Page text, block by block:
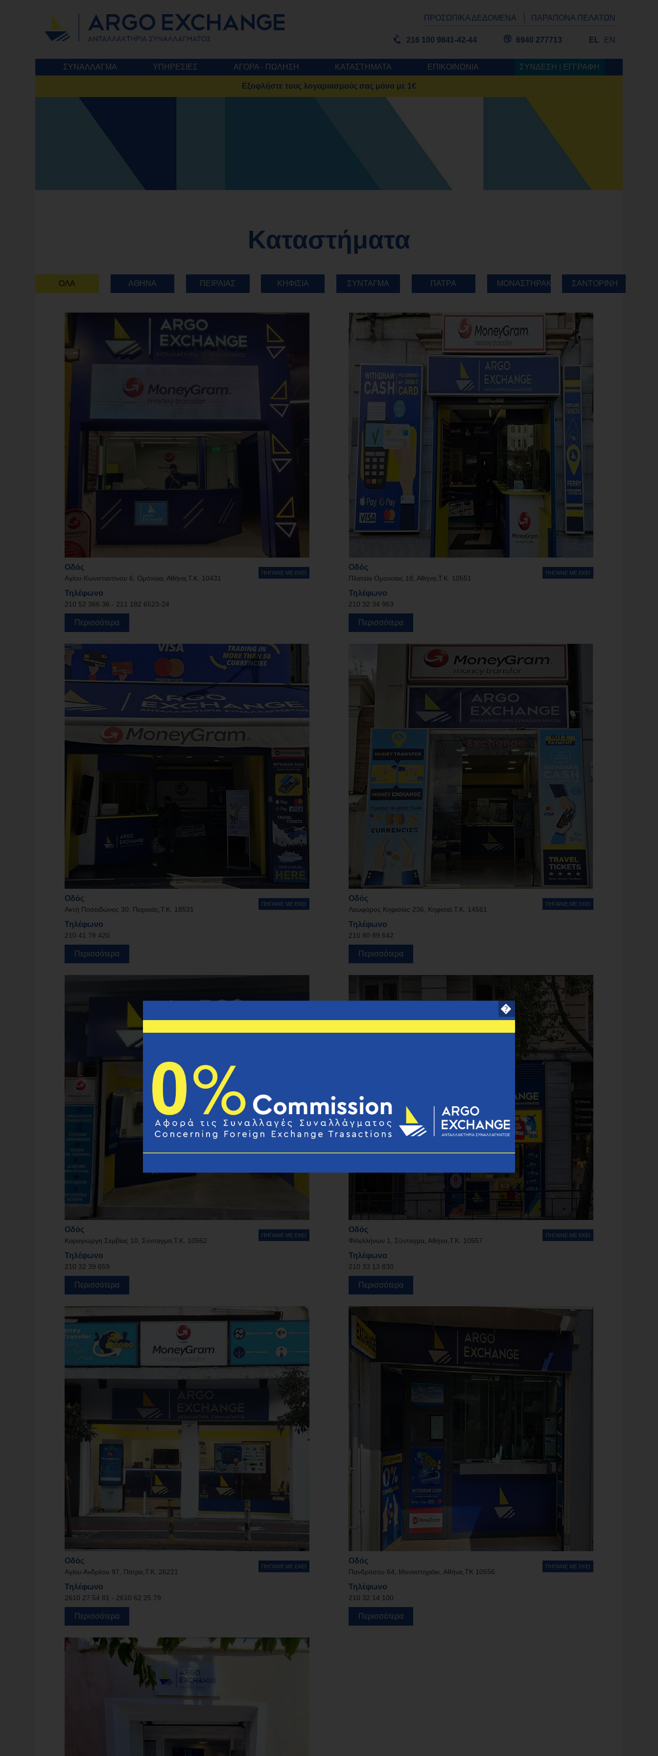
ΠΡΟΣΩΠΙΚΑ ΔΕΔΟΜΕΝΑ ΠΑΡΑΠΟΝΑ ΠΕΛΑΤΩΝ
216 100 9841-42-44 6940 277713 EL EN
ΣΥΝΑΛΛΑΓΜΑ ΥΠΗΡΕΣΙΕΣ ΑΓΟΡΑ - ΠΩΛΗΣΗ ΚΑΤΑΣΤΗΜΑΤΑ ΕΠΙΚΟΙΝΩΝΙΑ ΣΥΝΔΕΣΗ | ΕΓΓΡΑΦΗ
Εξοφλήστε τους λογαριασμούς σας μόνο με 1€
Καταστήματα
ΟΛΑ ΑΘΗΝΑ ΠΕΙΡΑΙΑΣ ΚΗΦΙΣΙΑ ΣΥΝΤΑΓΜΑ ΠΑΤΡΑ ΜΟΝΑΣΤΗΡΑΚΙ ΣΑΝΤΟΡΙΝΗ
Οδός
Αγίου Κωνσταντίνου 6, Ομόνοια, Αθήνα,Τ.Κ. 10431
ΠΗΓΑΙΝΕ ΜΕ ΕΚΕΙ
Τηλέφωνο
210 52 366 36 - 211 182 6523-24
Περισσότερα
Οδός
Πλατεία Ομονοίας 18, Αθήνα,Τ.Κ. 10551
ΠΗΓΑΙΝΕ ΜΕ ΕΚΕΙ
Τηλέφωνο
210 32 34 963
Περισσότερα
Οδός
Ακτή Ποσειδώνος 30, Πειραιάς,Τ.Κ. 18531
ΠΗΓΑΙΝΕ ΜΕ ΕΚΕΙ
Τηλέφωνο
210 41 78 420
Περισσότερα
Οδός
Λεωφόρος Κηφισίας 236, Κηφισιά,Τ.Κ. 14561
ΠΗΓΑΙΝΕ ΜΕ ΕΚΕΙ
Τηλέφωνο
210 80 89 642
Περισσότερα
Οδός
Καραγιώργη Σερβίας 10, Σύνταγμα,Τ.Κ. 10562
ΠΗΓΑΙΝΕ ΜΕ ΕΚΕΙ
Τηλέφωνο
210 32 39 659
Περισσότερα
Οδός
Φιλελλήνων 1, Σύνταγμα, Αθήνα,Τ.Κ. 10557
ΠΗΓΑΙΝΕ ΜΕ ΕΚΕΙ
Τηλέφωνο
210 33 13 830
Περισσότερα
Οδός
Αγίου Ανδρέου 97, Πάτρα,Τ.Κ. 26221
ΠΗΓΑΙΝΕ ΜΕ ΕΚΕΙ
Τηλέφωνο
2610 27 54 81 - 2610 62 25 79
Περισσότερα
Οδός
Πανδρόσου 64, Μοναστηράκι, Αθήνα,ΤΚ 10556
ΠΗΓΑΙΝΕ ΜΕ ΕΚΕΙ
Τηλέφωνο
210 32 14 100
Περισσότερα